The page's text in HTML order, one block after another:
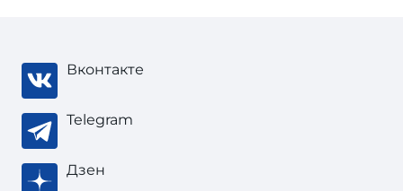
Вконтакте
Telegram
Дзен